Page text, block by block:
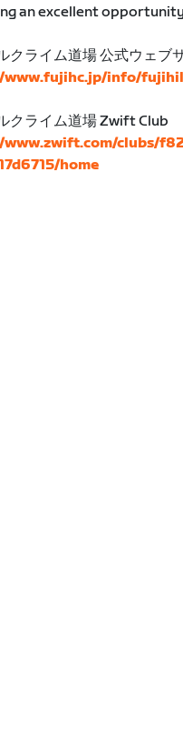
an excellent
クライム道場 公式ウェブ
www.fujihc.jp/info/
クライム道場 Zwift Club
clubs/
home